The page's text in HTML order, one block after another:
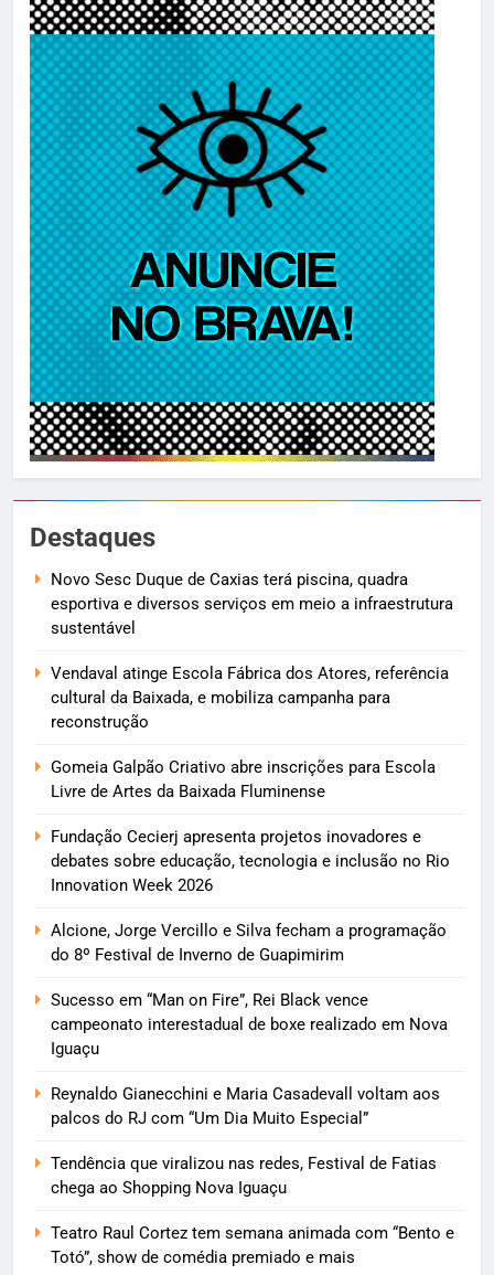
Destaques
Novo Sesc Duque de Caxias terá piscina, quadra
esportiva e diversos serviços em meio a infraestrutura
sustentável
Vendaval atinge Escola Fábrica dos Atores, referência
cultural da Baixada, e mobiliza campanha para
reconstrução
Gomeia Galpão Criativo abre inscrições para Escola
Livre de Artes da Baixada Fluminense
Fundação Cecierj apresenta projetos inovadores e
debates sobre educação, tecnologia e inclusão no Rio
Innovation Week 2026
Alcione, Jorge Vercillo e Silva fecham a programação
do 8º Festival de Inverno de Guapimirim
Sucesso em “Man on Fire”, Rei Black vence
campeonato interestadual de boxe realizado em Nova
Iguaçu
Reynaldo Gianecchini e Maria Casadevall voltam aos
palcos do RJ com “Um Dia Muito Especial”
Tendência que viralizou nas redes, Festival de Fatias
chega ao Shopping Nova Iguaçu
Teatro Raul Cortez tem semana animada com “Bento e
Totó”, show de comédia premiado e mais